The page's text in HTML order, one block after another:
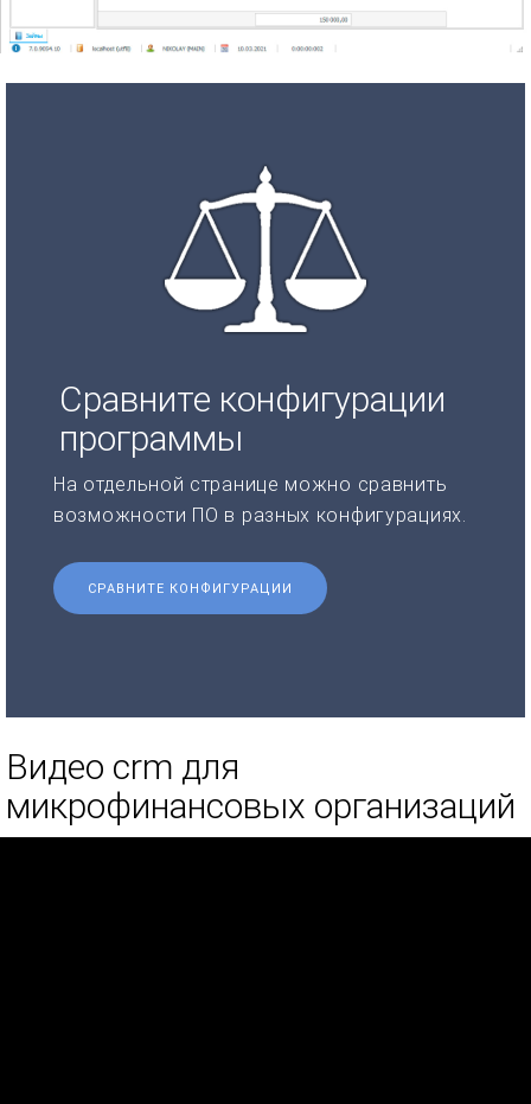
Сравните конфигурации
программы
На отдельной странице можно сравнить
возможности ПО в разных конфигурациях.
СРАВНИТЕ КОНФИГУРАЦИИ
Видео crm для
микрофинансовых организаций